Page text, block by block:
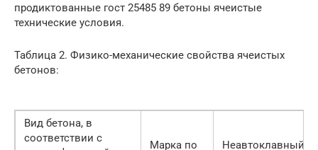
продиктованные гост 25485 89 бетоны ячеистые
технические условия.
Таблица 2. Физико-механические свойства ячеистых
бетонов:
Вид бетона, в
соответствии с
Марка по
Неавтоклавный